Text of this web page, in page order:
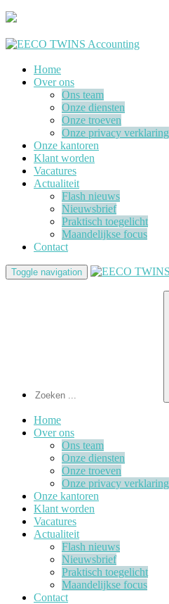
Home
Over ons
Ons team
Onze diensten
Onze troeven
Onze privacy verklaring
Onze kantoren
Klant worden
Vacatures
Actualiteit
Flash nieuws
Nieuwsbrief
Praktisch toegelicht
Maandelijkse focus
Contact
Toggle navigation
Home
Over ons
Ons team
Onze diensten
Onze troeven
Onze privacy verklaring
Onze kantoren
Klant worden
Vacatures
Actualiteit
Flash nieuws
Nieuwsbrief
Praktisch toegelicht
Maandelijkse focus
Contact